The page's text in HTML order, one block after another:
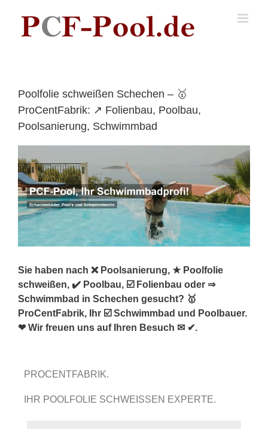
content
Poolfolie schweißen Schechen – 🥇
ProCentFabrik: ↗️ Folienbau, Poolbau,
Poolsanierung, Schwimmbad
Sie haben nach ❌ Poolsanierung, ★ Poolfolie
schweißen, ✔️ Poolbau, ☑️ Folienbau oder ⇒
Schwimmbad in Schechen gesucht? 🥇
ProCentFabrik, Ihr ☑️ Schwimmbad und Poolbauer.
❤ Wir freuen uns auf Ihren Besuch ✉ ✔.
PROCENTFABRIK.
IHR POOLFOLIE SCHWEISSEN EXPERTE.